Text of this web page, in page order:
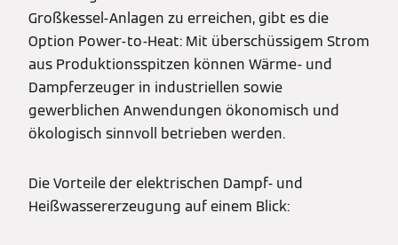
Großkessel-Anlagen zu erreichen, gibt es die
Option Power-to-Heat: Mit überschüssigem Strom
aus Produktionsspitzen können Wärme- und
Dampferzeuger in industriellen sowie
gewerblichen Anwendungen ökonomisch und
ökologisch sinnvoll betrieben werden.
Die Vorteile der elektrischen Dampf- und
Heißwassererzeugung auf einem Blick: